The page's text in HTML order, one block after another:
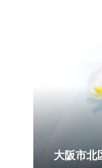
大阪市北